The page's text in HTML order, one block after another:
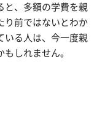
と、多額の学費を親
り前ではないとわか
いる人は、今一度親
しれません。